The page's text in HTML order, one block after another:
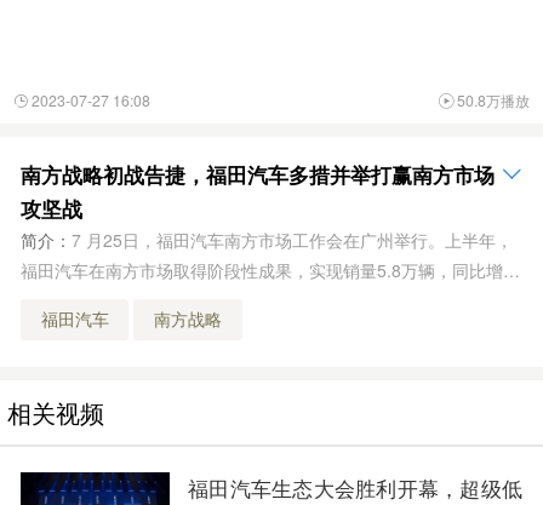
 50.8万播放
 2023-07-27 16:08
南方战略初战告捷，福田汽车多措并举打赢南方市场
攻坚战

简介： 7 月25日，福田汽车南方市场工作会在广州举行。上半年，
福田汽车在南方市场取得阶段性成果，实现销量5.8万辆，同比增长
定高质量发展战略，坚定不移推动南方市场破局突围。
福田汽车 南方战略
相关视频
福田汽车生态大会胜利开幕，超级低